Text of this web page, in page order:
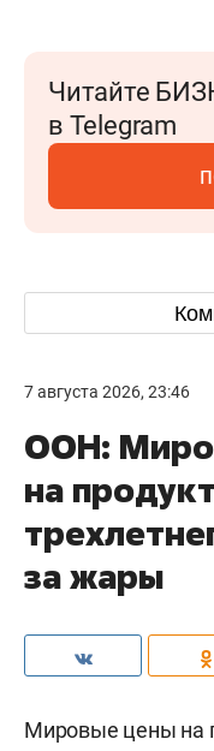
Читайте
в Telegram
7 августа 2026, 23:46
ООН:
на
за жары
Мировые цены на